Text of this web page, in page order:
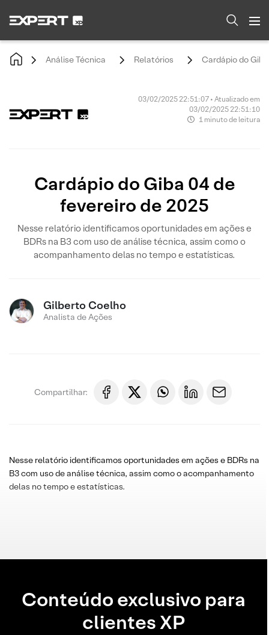
Análise Técnica Relatórios Cardápio do
03/02/2025 22:51:07 • Atualizado em
03/02/2025 22:51:10
1 minuto de leitura
Cardápio do Giba 04 de
fevereiro de 2025
Nesse relatório identificamos oportunidades em ações e
BDRs na B3 com uso de análise técnica, assim como o
acompanhamento delas no tempo e estatísticas.
Gilberto Coelho
Analista de Ações
Compartilhar:
Nesse relatório identificamos oportunidades em ações e BDRs na
B3 com uso de análise técnica, assim como o acompanhamento
delas no tempo e estatísticas.
Conteúdo exclusivo para
clientes XP